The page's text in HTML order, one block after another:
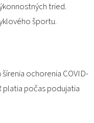
tried.
športu.
ochorenia COVID-
platia počas podujatia